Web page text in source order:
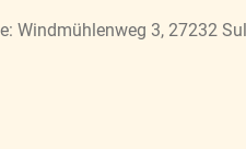
Windmühlenweg 3, 27232